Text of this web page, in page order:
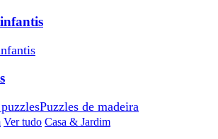
Puzzles de madeira
Ver tudo Casa & Jardim